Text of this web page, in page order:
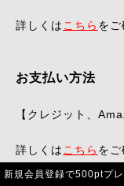
詳しくは こちら をご
お支払い方法
【クレジット、
詳しくは こちら をご
新規会員登録で500ptプ